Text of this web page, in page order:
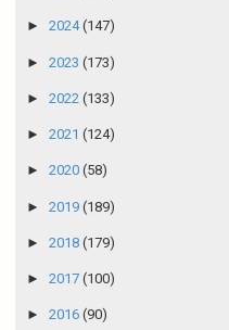
► 2024(147)
► 2023 (173)
► 2022 (133)
► 2021 (124)
► 2020 (58)
► 2019 (189)
► 2018 (179)
► 2017 (100)
► 2016 (90)